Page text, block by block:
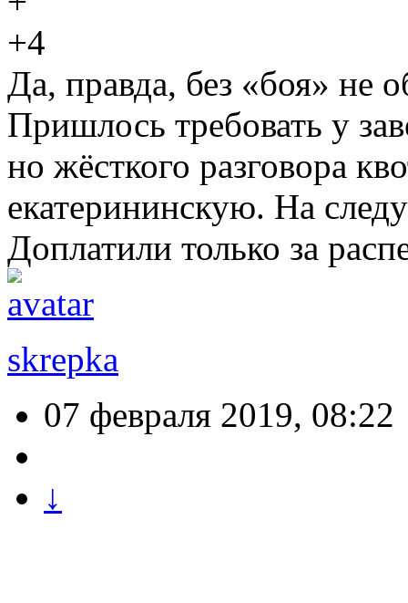
+4
Да, правда, без «боя» не
Пришлось требовать у
но жёсткого разговора
екатерининскую. На
Доплатили только за
skrepka
07 февраля 2019, 08:22
↓